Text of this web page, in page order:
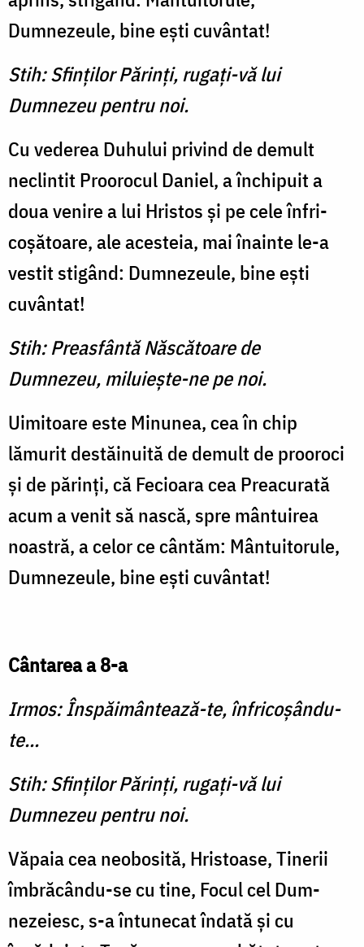
Dumnezeule, bine eşti cuvântat!
Stih: Sfinţilor Părinţi, rugaţi-vă lui
Dumnezeu pentru noi.
Cu vederea Duhului privind de demult
neclintit Proorocul Daniel, a închipuit a
doua veni­re a lui Hristos şi pe cele înfri­
coşătoare, ale acesteia, mai îna­inte le-a
vestit stigând: Dumnezeule, bine eşti
cuvântat!
Stih: Preasfântă Născătoare de
Dumnezeu, miluieşte-ne pe noi.
Uimitoare este Minunea, cea în chip
lămurit destăinuită de demult de prooroci
şi de pă­rinţi, că Fecioara cea Preacurată
acum a venit să nască, spre mântuirea
noastră, a celor ce cântăm: Mântuitorule,
Dum­nezeule, bine eşti cuvântat!
Cântarea a 8-a
Irmos: Înspăimântează-te, înfricoşându-
te...
Stih: Sfinţilor Părinţi, rugaţi-vă lui
Dumnezeu pentru noi.
Văpaia cea neobosită, Hristoase, Tinerii
îmbrăcându-se cu tine, Focul cel Dum­
nezeiesc, s-a întunecat îndată şi cu